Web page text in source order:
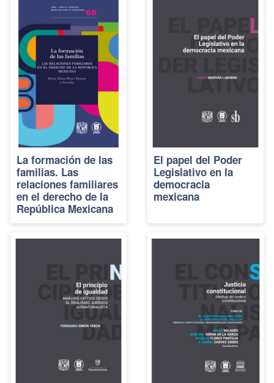
La formación de las
familias. Las
relaciones familiares
en el derecho de la
República Mexicana
El papel del Poder
Legislativo en la
democracia
mexicana